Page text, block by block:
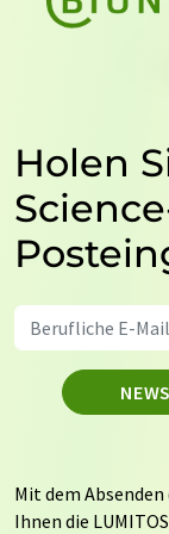
Holen
Mit dem
Ihnen die